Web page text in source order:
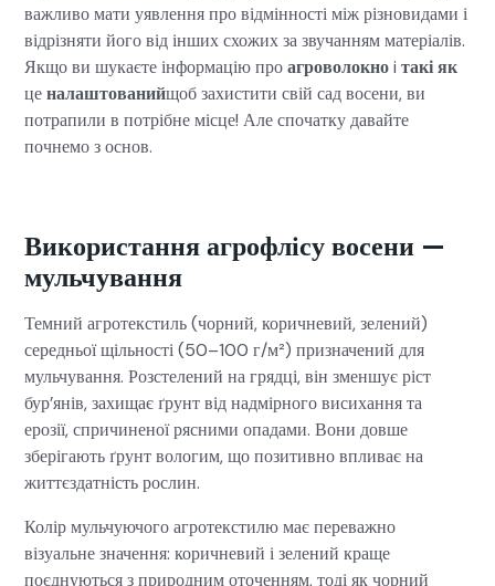
важливо мати уявлення про відмінності між різновидами і
відрізняти його від інших схожих за звучанням матеріалів.
Якщо ви шукаєте інформацію проагроволокноi такі як
ценалаштованийщоб захистити свій сад восени, ви
потрапили в потрібне місце! Але спочатку давайте
почнемо з основ.
Використання агрофлісу восени —
мульчування
Темний агротекстиль (чорний, коричневий, зелений)
середньої щільності (50–100 г/м²) призначений для
мульчування. Розстелений на грядці, він зменшує ріст
бур’янів, захищає ґрунт від надмірного висихання та
ерозії, спричиненої рясними опадами. Вони довше
зберігають ґрунт вологим, що позитивно впливає на
життєздатність рослин.
Колір мульчуючого агротекстилю має переважно
візуальне значення: коричневий і зелений краще
поєднуються з природним оточенням, тоді як чорний